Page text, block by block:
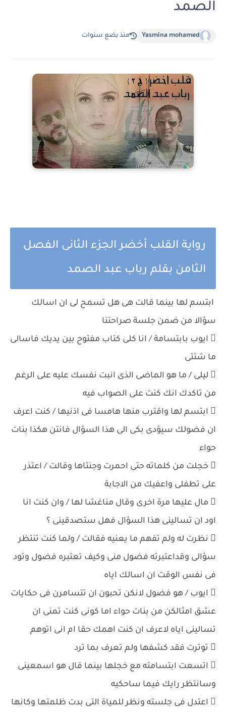
الصمد
Yasmina mohamed منذ بضع سنوات
رواية القلب أخضر الجزء الثانى الفصل
الثامن بقلم رباب عبد الصمد
ابتسم لها بينما قالت هى هل تسمح لى ان اسالك
سؤالا من ضمن جلسة صراحتنا
 ايوب بابتسامة / انا كلى كتاب مفتوح بين يديك فاسالى
ما شئتى
 ليلى / ما هو الماضى الذى انبت نفسك عليه على الرغم
من تاكدك انك كنت على الصواب فيه
 ابتسم لها واقترب منها هامسا فى اذنيها / كنت اعرف
ان فضولك سيؤدى بكى الى هذا السؤال فانتن هكذا بنات
حواء
 خجلت من كلماته حتى احمرت وجنتاها وقالت / اعتذر
على تطفلى واعفيك من الاجابة
 مال عليها مرة اخرى وقال مناغشا لها / وان كنت انا
اود ان تسالينى هذا السؤال فهل ستصدقينى ؟
 نظرت له ولم تفهم ما يعنيه فقالت / ولما كنت تنتظر
سؤالى وقداعتبرته فضول منى وكيف تعتبره فضول وتود
فى نفس الوقت ان اسالك اياه
 ايوب / هو فضول لانكن تحبون ان تتسامرن فى حكايات
عشق امثالكن من بنات حواء اما كونى كنت تمنى ان
تسالينى اياه لاعرف ان كنت اهمك حقا ام انى اتوهم
 توترت فقد كشفها ولم تعرف بما ترد
 اتسعت ابتسامته مع خجلها بينما قال هو اسمعينى
وسانتظر رايك فيما ساحكيه
 اعتدل فى جلسته ونظر للمياة التى بدت ظلمتها وكانها